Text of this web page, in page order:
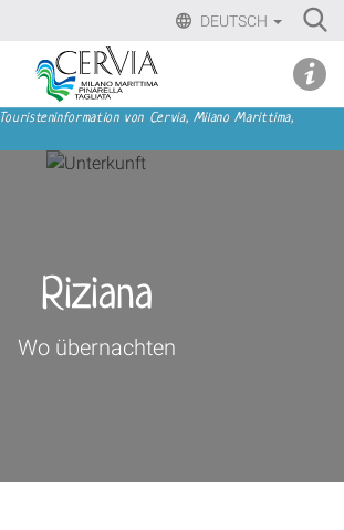
DEUTSCH
Sito
turistico
ufficiale
Cervia,
Tagliata
von Cervia, Milano Marittima,
Riziana
Wo übernachten